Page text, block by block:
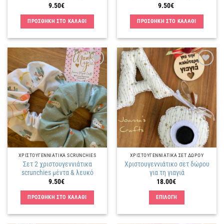
προϊόντος
9.50€
ΠΡΟΣΘΗΚΗ ΣΤΟ ΚΑΛΑΘΙ
9.50€
ΠΡΟΣΘΗΚΗ ΣΤΟ ΚΑΛΑΘΙ
Πρόσθήκη
στην
λίστα
επιθυμιών
ΧΡΙΣΤΟΥΓΕΝΝΙΑΤΙΚΑ SCRUNCHIES
Σετ 2 χριστουγεννιάτικα
scrunchies μέντα & λευκό
9.50€
ΠΡΟΣΘΗΚΗ ΣΤΟ ΚΑΛΑΘΙ
Πρόσθήκη
στην
επιθυμιών
ΧΡΙΣΤΟΥΓΕΝΝΙΑΤΙΚΑ ΣΕΤ ΔΩΡΟΥ
Χριστουγεννιάτικο σετ δώρου
για τη γιαγιά
18.00€
ΕΠΙΛΟΓΗ